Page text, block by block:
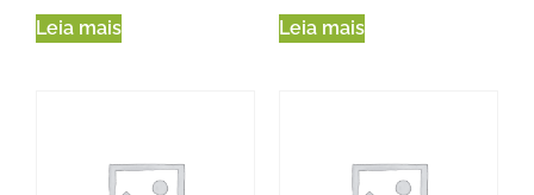
Leia mais Leia mais